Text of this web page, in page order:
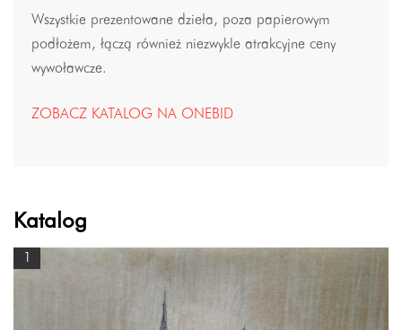
Wszystkie prezentowane dzieła, poza papierowym
podłożem, łączą również niezwykle atrakcyjne ceny
wywoławcze.
ZOBACZ KATALOG NA ONEBID
Katalog